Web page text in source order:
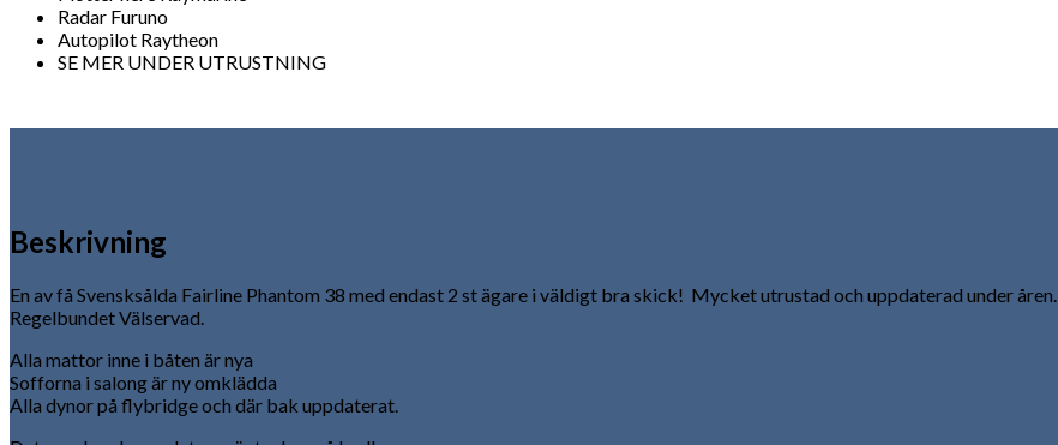
Radar Furuno
Autopilot Raytheon
SE MER UNDER UTRUSTNING
Beskrivning
En av få Svensksålda Fairline Phantom 38 med endast 2 st ägare i väldigt bra skick! Mycket utrustad och uppdaterad under åren.
Regelbundet Välservad.
Alla mattor inne i båten är nya
Sofforna i salong är ny omklädda
Alla dynor på flybridge och där bak uppdaterat.